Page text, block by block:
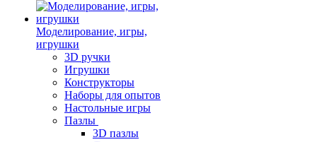
Моделирование, игры,
игрушки
3D ручки
Игрушки
Конструкторы
Наборы для опытов
Настольные игры
Пазлы
3D пазлы